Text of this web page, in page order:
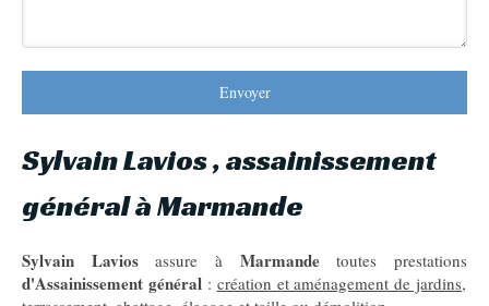
Envoyer
Sylvain Lavios , assainissement
général à Marmande
Sylvain Laviosassure à Marmandetoutes prestations
d'Assainissement général: création et aménagement de jardins,